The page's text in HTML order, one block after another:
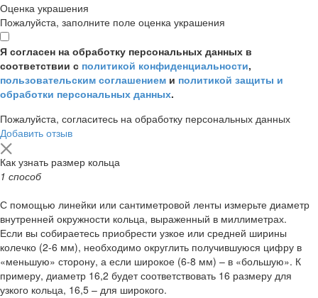
Оценка украшения
Пожалуйста, заполните поле оценка украшения
Я согласен на обработку персональных данных в
соответствии с политикой конфиденциальности,
пользовательским соглашением и политикой защиты и
обработки персональных данных.
Пожалуйста, согласитесь на обработку персональных данных
Добавить отзыв
Как узнать размер кольца
1 способ
С помощью линейки или сантиметровой ленты измерьте диаметр
внутренней окружности кольца, выраженный в миллиметрах.
Если вы собираетесь приобрести узкое или средней ширины
колечко (2-6 мм), необходимо округлить получившуюся цифру в
«меньшую» сторону, а если широкое (6-8 мм) – в «большую». К
примеру, диаметр 16,2 будет соответствовать 16 размеру для
узкого кольца, 16,5 – для широкого.